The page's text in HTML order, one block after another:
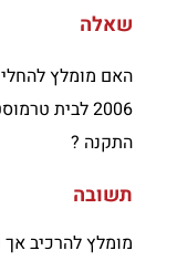
שאלה
האם מומלץ
התקנה ?
תשובה
מומלץ להרכיב